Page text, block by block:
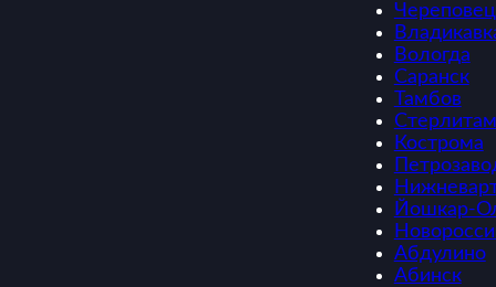
Череповец
Вологда
Саранск
Тамбов
Кострома
Йошкар-
Абдулино
Абинск